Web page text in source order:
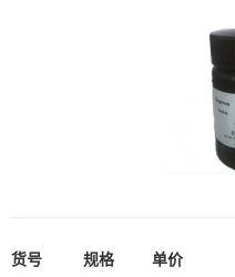
货号 规格 单价